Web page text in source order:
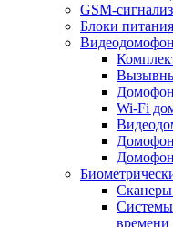
GSM-
Блоки
Wi-Fi
Сканеры
Системы
времени